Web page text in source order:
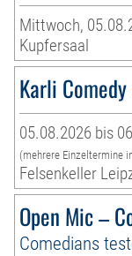
Mittwoch,
Kupfersaal
Karli
05.08.2026 bis
(mehrere Einzeltermine
Felsenkeller
Open Mic –
Comedians